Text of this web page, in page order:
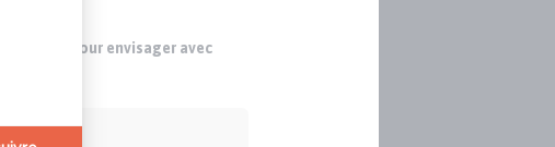
pour envisager avec